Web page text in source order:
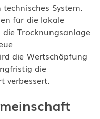
System.
für die lokale
Trocknungsanlage
die Wertschöpfung
die
verbessert.